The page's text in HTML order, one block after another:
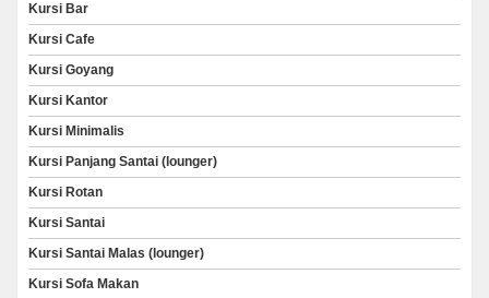
Kursi Bar
Kursi Cafe
Kursi Goyang
Kursi Kantor
Kursi Minimalis
Kursi Panjang Santai (lounger)
Kursi Rotan
Kursi Santai
Kursi Santai Malas (lounger)
Kursi Sofa Makan